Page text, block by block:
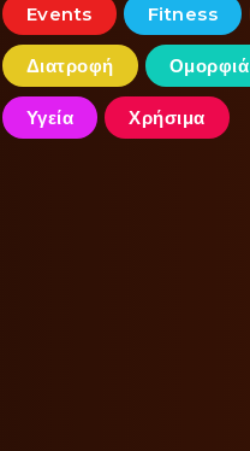
Events Fitness
Διατροφή Ομορφιά
Υγεία Χρήσιμα